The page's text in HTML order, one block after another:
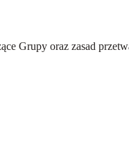
Grupy oraz zasad